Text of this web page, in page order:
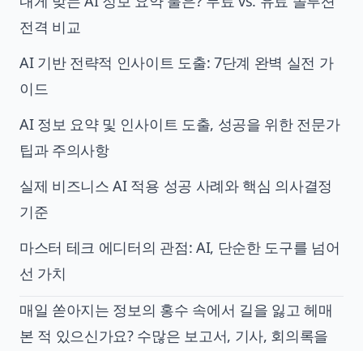
전격 비교
AI 기반 전략적 인사이트 도출: 7단계 완벽 실전 가
이드
AI 정보 요약 및 인사이트 도출, 성공을 위한 전문가
팁과 주의사항
실제 비즈니스 AI 적용 성공 사례와 핵심 의사결정
기준
마스터 테크 에디터의 관점: AI, 단순한 도구를 넘어
선 가치
매일 쏟아지는 정보의 홍수 속에서 길을 잃고 헤매
본 적 있으신가요? 수많은 보고서, 기사, 회의록을